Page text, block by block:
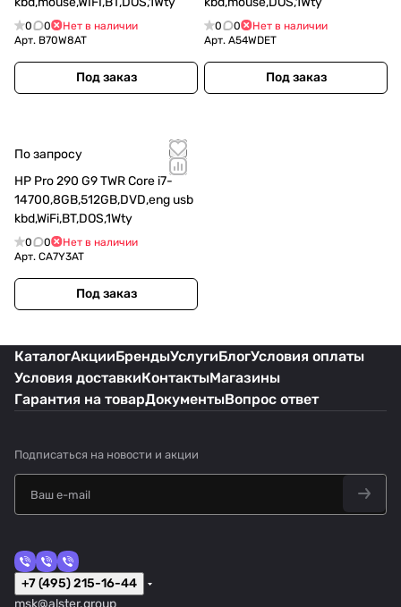
0 0
Нет в наличии
Арт. B70W8AT
Под заказ
0 0
Нет в наличии
Арт. A54WDET
Под заказ
По запросу
HP Pro 290 G9 TWR Core i7-
14700,8GB,512GB,DVD,eng usb
kbd,WiFi,BT,DOS,1Wty
0 0
Нет в наличии
Арт. CA7Y3AT
Под заказ
КаталогАкцииБрендыУслугиБлогУсловия оплаты
Условия доставкиКонтактыМагазины
Гарантия на товарДокументыВопрос ответ
Подписаться на новости и акции
+7 (495) 215-16-44
msk@alster.group